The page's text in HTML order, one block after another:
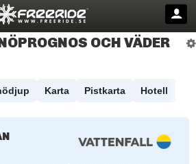
OCH VÄDER
Karta Pistkarta Hotell